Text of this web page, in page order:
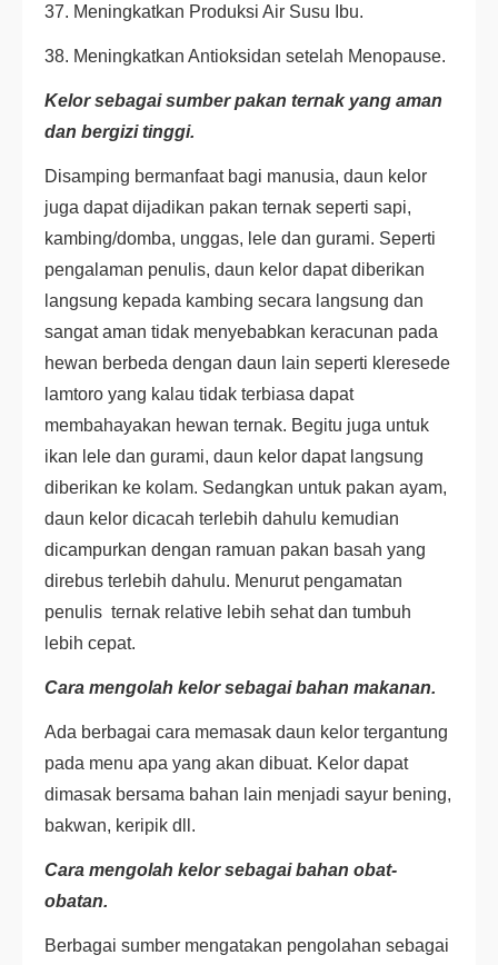
37. Meningkatkan Produksi Air Susu Ibu.
38. Meningkatkan Antioksidan setelah Menopause.
Kelor sebagai sumber pakan ternak yang aman
dan bergizi tinggi.
Disamping bermanfaat bagi manusia, daun kelor
juga dapat dijadikan pakan ternak seperti sapi,
kambing/domba, unggas, lele dan gurami. Seperti
pengalaman penulis, daun kelor dapat diberikan
langsung kepada kambing secara langsung dan
sangat aman tidak menyebabkan keracunan pada
hewan berbeda dengan daun lain seperti kleresede
lamtoro yang kalau tidak terbiasa dapat
membahayakan hewan ternak. Begitu juga untuk
ikan lele dan gurami, daun kelor dapat langsung
diberikan ke kolam. Sedangkan untuk pakan ayam,
daun kelor dicacah terlebih dahulu kemudian
dicampurkan dengan ramuan pakan basah yang
direbus terlebih dahulu. Menurut pengamatan
penulis ternak relative lebih sehat dan tumbuh
lebih cepat.
Cara mengolah kelor sebagai bahan makanan.
Ada berbagai cara memasak daun kelor tergantung
pada menu apa yang akan dibuat. Kelor dapat
dimasak bersama bahan lain menjadi sayur bening,
bakwan, keripik dll.
Cara mengolah kelor sebagai bahan obat-
obatan.
Berbagai sumber mengatakan pengolahan sebagai